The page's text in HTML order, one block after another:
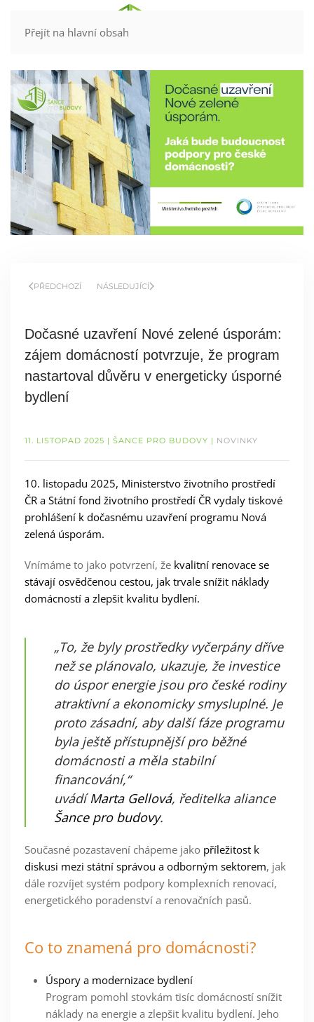
Přejít na hlavní obsah
PŘEDCHOZÍ NÁSLEDUJÍCÍ
Dočasné uzavření Nové zelené úsporám:
zájem domácností potvrzuje, že program
nastartoval důvěru v energeticky úsporné
bydlení
11. LISTOPAD 2025 | ŠANCE PRO BUDOVY | NOVINKY
10. listopadu 2025, Ministerstvo životního prostředí
ČR a Státní fond životního prostředí ČR vydaly tiskové
prohlášení k dočasnému uzavření programu Nová
zelená úsporám.
Vnímáme to jako potvrzení, že kvalitní renovace se
stávají osvědčenou cestou, jak trvale snížit náklady
domácností a zlepšit kvalitu bydlení.
„To, že byly prostředky vyčerpány dříve
než se plánovalo, ukazuje, že investice
do úspor energie jsou pro české rodiny
atraktivní a ekonomicky smysluplné. Je
proto zásadní, aby další fáze programu
byla ještě přístupnější pro běžné
domácnosti a měla stabilní
financování,“
uvádíMarta Gellová, ředitelka aliance
Šance pro budovy.
Současné pozastavení chápeme jako příležitost k
diskusi mezi státní správou a odborným sektorem, jak
dále rozvíjet systém podpory komplexních renovací,
energetického poradenství a renovačních pasů.
Co to znamená pro domácnosti?
Úspory a modernizace bydlení
Program pomohl stovkám tisíc domácností snížit
náklady na energie a zlepšit kvalitu bydlení. Jeho